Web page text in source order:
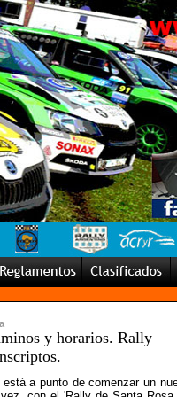
y horarios. Rally
está a punto de comenzar un